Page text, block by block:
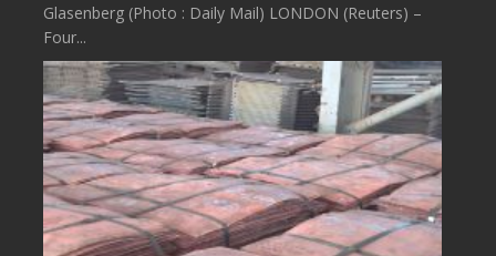
Glasenberg (Photo : Daily Mail) LONDON (Reuters) –
Four...